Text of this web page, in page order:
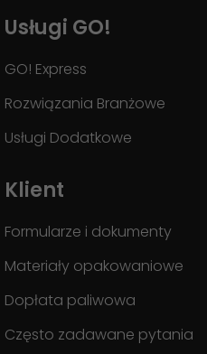
Usługi GO!
GO! Express
Rozwiązania Branżowe
Usługi Dodatkowe
Klient
Formularze i dokumenty
Materiały opakowaniowe
Dopłata paliwowa
Często zadawane pytania